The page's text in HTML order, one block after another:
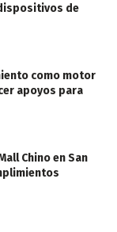
de
como motor
apoyos para
Chino en San